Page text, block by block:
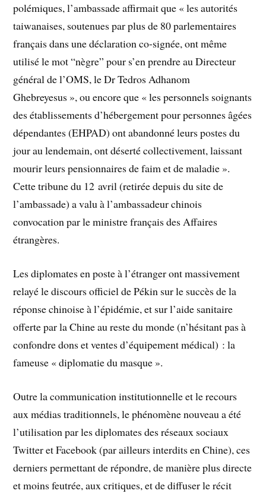
polémiques, l’ambassade affirmait que « les autorités
taiwanaises, soutenues par plus de 80 parlementaires
français dans une déclaration co-signée, ont même
utilisé le mot “nègre” pour s’en prendre au Directeur
général de l’OMS, le Dr Tedros Adhanom
Ghebreyesus », ou encore que « les personnels soignants
des établissements d’hébergement pour personnes âgées
dépendantes (EHPAD) ont abandonné leurs postes du
jour au lendemain, ont déserté collectivement, laissant
mourir leurs pensionnaires de faim et de maladie ».
Cette tribune du 12 avril (retirée depuis du site de
l’ambassade) a valu à l’ambassadeur chinois
convocation par le ministre français des Affaires
étrangères.
Les diplomates en poste à l’étranger ont massivement
relayé le discours officiel de Pékin sur le succès de la
réponse chinoise à l’épidémie, et sur l’aide sanitaire
offerte par la Chine au reste du monde (n’hésitant pas à
confondre dons et ventes d’équipement médical) : la
fameuse « diplomatie du masque ».
Outre la communication institutionnelle et le recours
aux médias traditionnels, le phénomène nouveau a été
l’utilisation par les diplomates des réseaux sociaux
Twitter et Facebook (par ailleurs interdits en Chine), ces
derniers permettant de répondre, de manière plus directe
et moins feutrée, aux critiques, et de diffuser le récit